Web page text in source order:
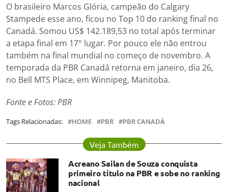
O brasileiro Marcos Glória, campeão do Calgary
Stampede esse ano, ficou no Top 10 do ranking final no
Canadá. Somou US$ 142.189,53 no total após terminar
a etapa final em 17° lugar. Por pouco ele não entrou
também na final mundial no começo de novembro. A
temporada da PBR Canadá retorna em janeiro, dia 26,
no Bell MTS Place, em Winnipeg, Manitoba.
Fonte e Fotos: PBR
Tags Relacionadas: HOME PBR PBR CANADÁ
Veja Também
Acreano Sailan de Souza conquista
primeiro título na PBR e sobe no ranking
nacional